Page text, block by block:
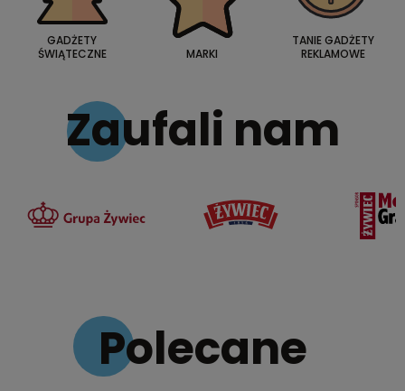
GADŻETY
ŚWIĄTECZNE
MARKI
TANIE GADŻETY
REKLAMOWE
Zaufali nam
Polecane